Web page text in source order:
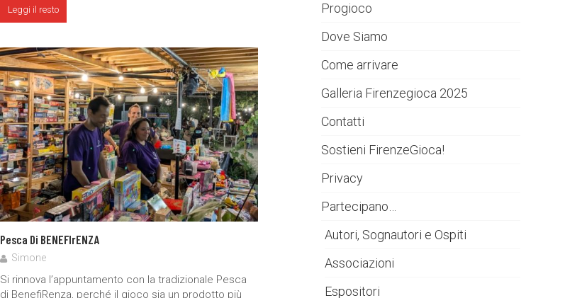
Leggi il resto
Pesca Di BENEFIrENZA
Simone
Si rinnova l’appuntamento con la tradizionale Pesca
di BenefiRenza, perché il gioco sia un prodotto più
Progioco
Dove Siamo
Come arrivare
Galleria Firenzegioca 2025
Contatti
Sostieni FirenzeGioca!
Privacy
Partecipano…
Autori, Sognautori e Ospiti
Associazioni
Espositori